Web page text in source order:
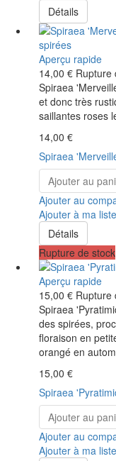
Détails
Aperçu rapide
14,00 € Rupture
Spiraea
et donc très
saillantes roses
14,00 €
Spiraea
Ajouter au
Ajouter au
Ajouter à ma
Détails
Rupture de stock
Aperçu rapide
15,00 € Rupture
Spiraea
des spirées,
floraison en
orangé en
15,00 €
Spiraea
Ajouter au
Ajouter au
Ajouter à ma